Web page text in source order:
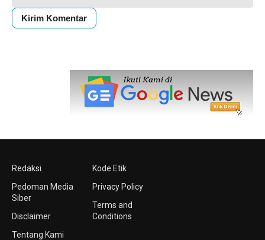
Redaksi
Pedoman Media
Siber
Disclaimer
Tentang Kami
Kode Etik
Privacy Policy
Terms and
Conditions